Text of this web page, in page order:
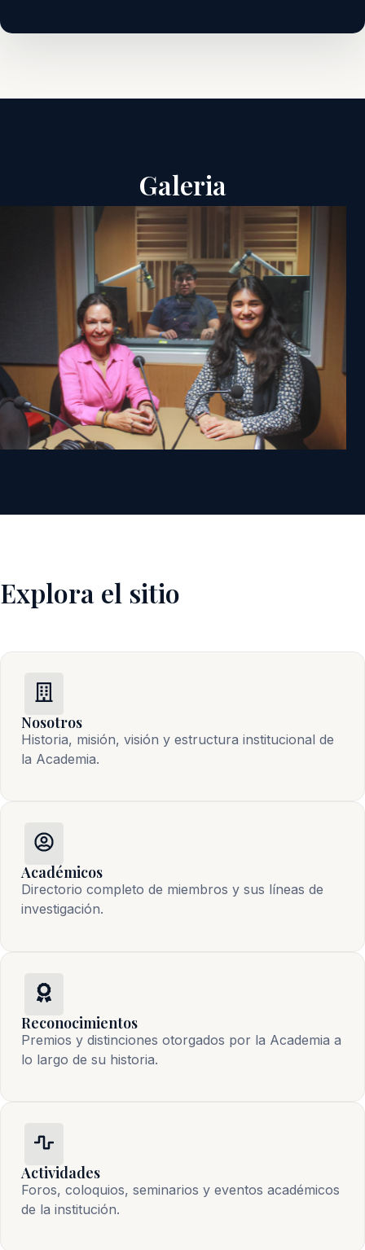
Galeria
Explora el sitio
Nosotros
Historia, misión, visión y estructura institucional de
la Academia.
Académicos
Directorio completo de miembros y sus líneas de
investigación.
Reconocimientos
Premios y distinciones otorgados por la Academia a
lo largo de su historia.
Actividades
Foros, coloquios, seminarios y eventos académicos
de la institución.